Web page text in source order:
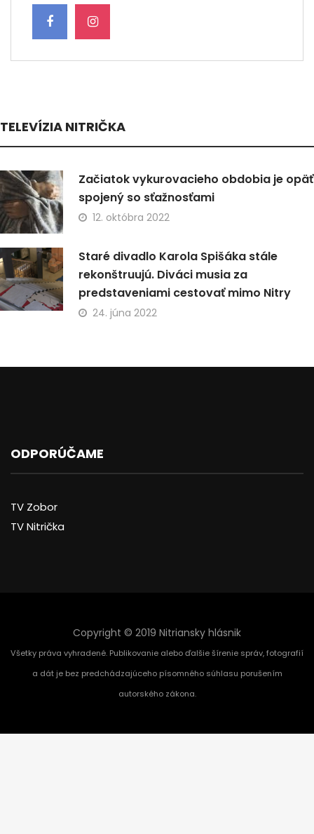
TELEVÍZIA NITRIČKA
Začiatok vykurovacieho obdobia je opäť
spojený so sťažnosťami
12. októbra 2022
Staré divadlo Karola Spišáka stále
rekonštruujú. Diváci musia za
predstaveniami cestovať mimo Nitry
24. júna 2022
ODPORÚČAME
TV Zobor
TV Nitrička
Copyright © 2019 Nitriansky hlásnik
Všetky práva vyhradené. Publikovanie alebo ďalšie šírenie správ, fotografií
a dát je bez predchádzajúceho písomného súhlasu porušením
autorského zákona.